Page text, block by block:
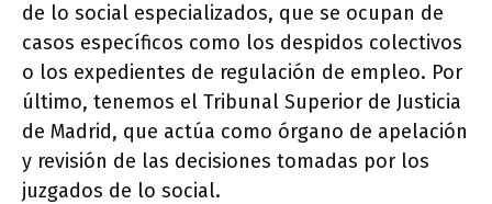
de lo social especializados, que se ocupan de
casos específicos como los despidos colectivos
o los expedientes de regulación de empleo. Por
último, tenemos el Tribunal Superior de Justicia
de Madrid, que actúa como órgano de apelación
y revisión de las decisiones tomadas por los
juzgados de lo social.